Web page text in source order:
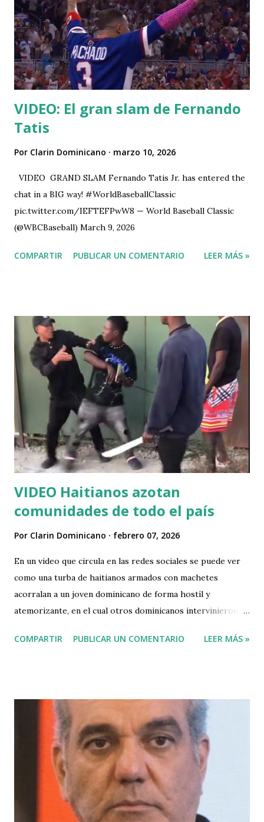
VIDEO: El gran slam de Fernando
Tatis
Por Clarin Dominicano marzo 10, 2026
VIDEO GRAND SLAM Fernando Tatis Jr. has entered the
chat in a BIG way! #WorldBaseballClassic
pic.twitter.com/IEFTEFPwW8 — World Baseball Classic
(@WBCBaseball) March 9, 2026
COMPARTIR PUBLICAR UN COMENTARIO LEER MÁS »
VIDEO Haitianos azotan
comunidades de todo el país
Por Clarin Dominicano febrero 07, 2026
En un video que circula en las redes sociales se puede ver
como una turba de haitianos armados con machetes
acorralan a un joven dominicano de forma hostíl y
atemorizante, en el cual otros dominicanos intervinieron
turba de haitianos armados.. Hasta el momento no se
COMPARTIR PUBLICAR UN COMENTARIO LEER MÁS »